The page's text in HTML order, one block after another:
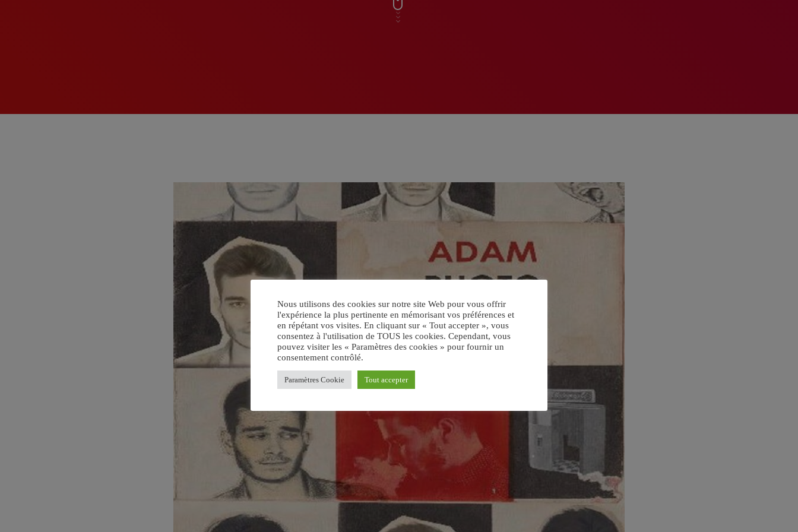
Nous utilisons des cookies sur notre site Web pour vous offrir
l'expérience la plus pertinente en mémorisant vos préférences et
en répétant vos visites. En cliquant sur « Tout accepter », vous
consentez à l'utilisation de TOUS les cookies. Cependant, vous
pouvez visiter les « Paramètres des cookies » pour fournir un
consentement contrôlé.
Paramètres Cookie Tout accepter